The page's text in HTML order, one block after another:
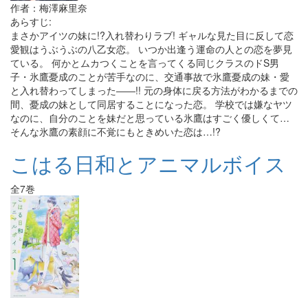
作者：梅澤麻里奈
あらすじ:
まさかアイツの妹に!?入れ替わりラブ! ギャルな見た目に反して恋
愛観はうぶうぶの八乙女恋。 いつか出逢う運命の人との恋を夢見
ている。 何かとムカつくことを言ってくる同じクラスのドS男
子・氷鷹憂成のことが苦手なのに、交通事故で氷鷹憂成の妹・愛
と入れ替わってしまった――!! 元の身体に戻る方法がわかるまでの
間、憂成の妹として同居することになった恋。 学校では嫌なヤツ
なのに、自分のことを妹だと思っている氷鷹はすごく優しくて…
そんな氷鷹の素顔に不覚にもときめいた恋は…!?
こはる日和とアニマルボイス
全7巻